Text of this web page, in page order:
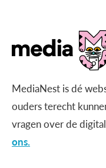
MediaNest is dé
ouders terecht
vragen over de
ons.